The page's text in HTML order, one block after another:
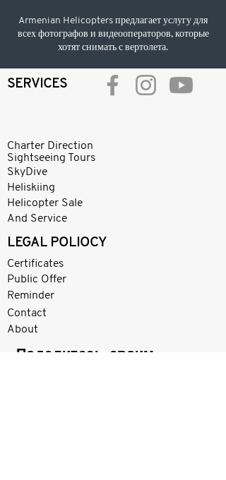
Armenian Helicopters предлагает услугу для
всех фотографов и видеооператоров, которые
хотят снимать с вертолета.
SERVICES
Charter Direction
LEGAL POLIOCY
Sightseeing Tours
SkyDive
Heliskiing
Helicopter Sale
And Service
Certificates
Public Offer
Reminder
Contact
About
Поделитесь своим